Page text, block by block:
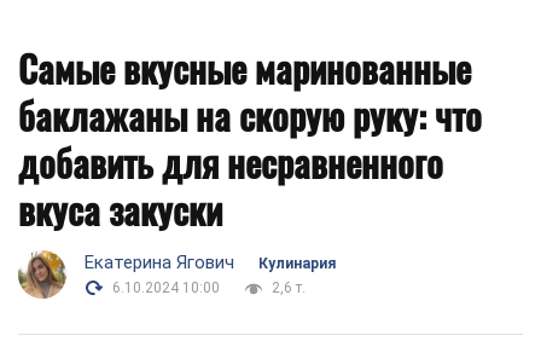
Самые вкусные маринованные
баклажаны на скорую руку: что
добавить для несравненного
вкуса закуски
Екатерина Ягович
Кулинария
6.10.2024 10:00
2,6 т.